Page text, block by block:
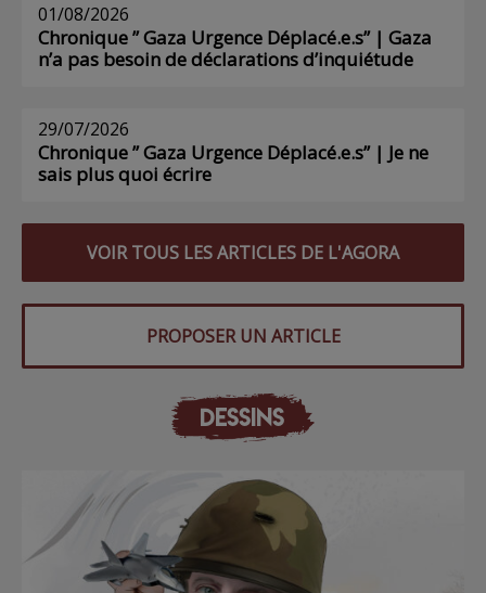
01/08/2026
Chronique ” Gaza Urgence Déplacé.e.s” | Gaza
n’a pas besoin de déclarations d’inquiétude
29/07/2026
Chronique ” Gaza Urgence Déplacé.e.s” | Je ne
sais plus quoi écrire
VOIR TOUS LES ARTICLES DE L'AGORA
PROPOSER UN ARTICLE
DESSINS